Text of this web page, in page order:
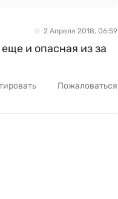
2 Апреля 2018, 06:59
и опасная из за
Пожаловаться